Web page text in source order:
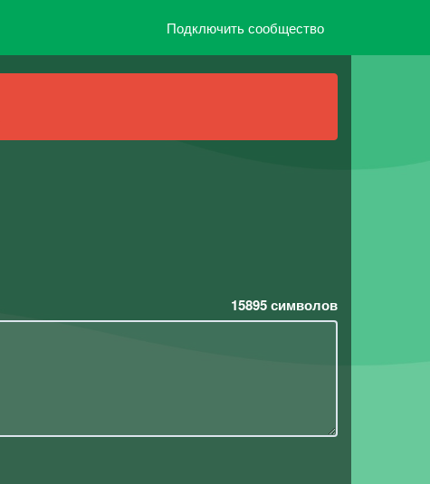
Подключить сообщество
15895символов